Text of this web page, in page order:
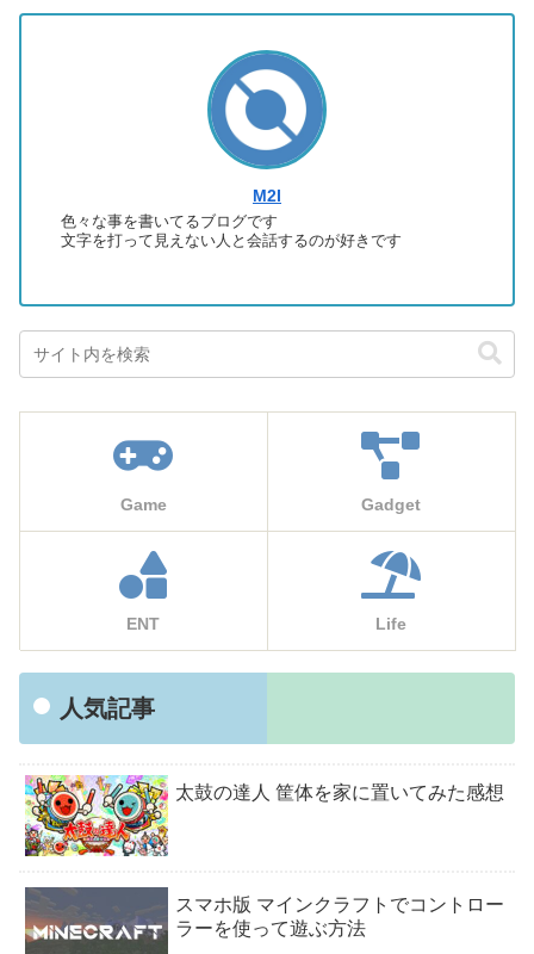
M2I
色々な事を書いてるブログです
文字を打って見えない人と会話するのが好きです
Game Gadget
ENT Life
人気記事
太鼓の達人 筐体を家に置いてみた感想
スマホ版 マインクラフトでコントロー
ラーを使って遊ぶ方法